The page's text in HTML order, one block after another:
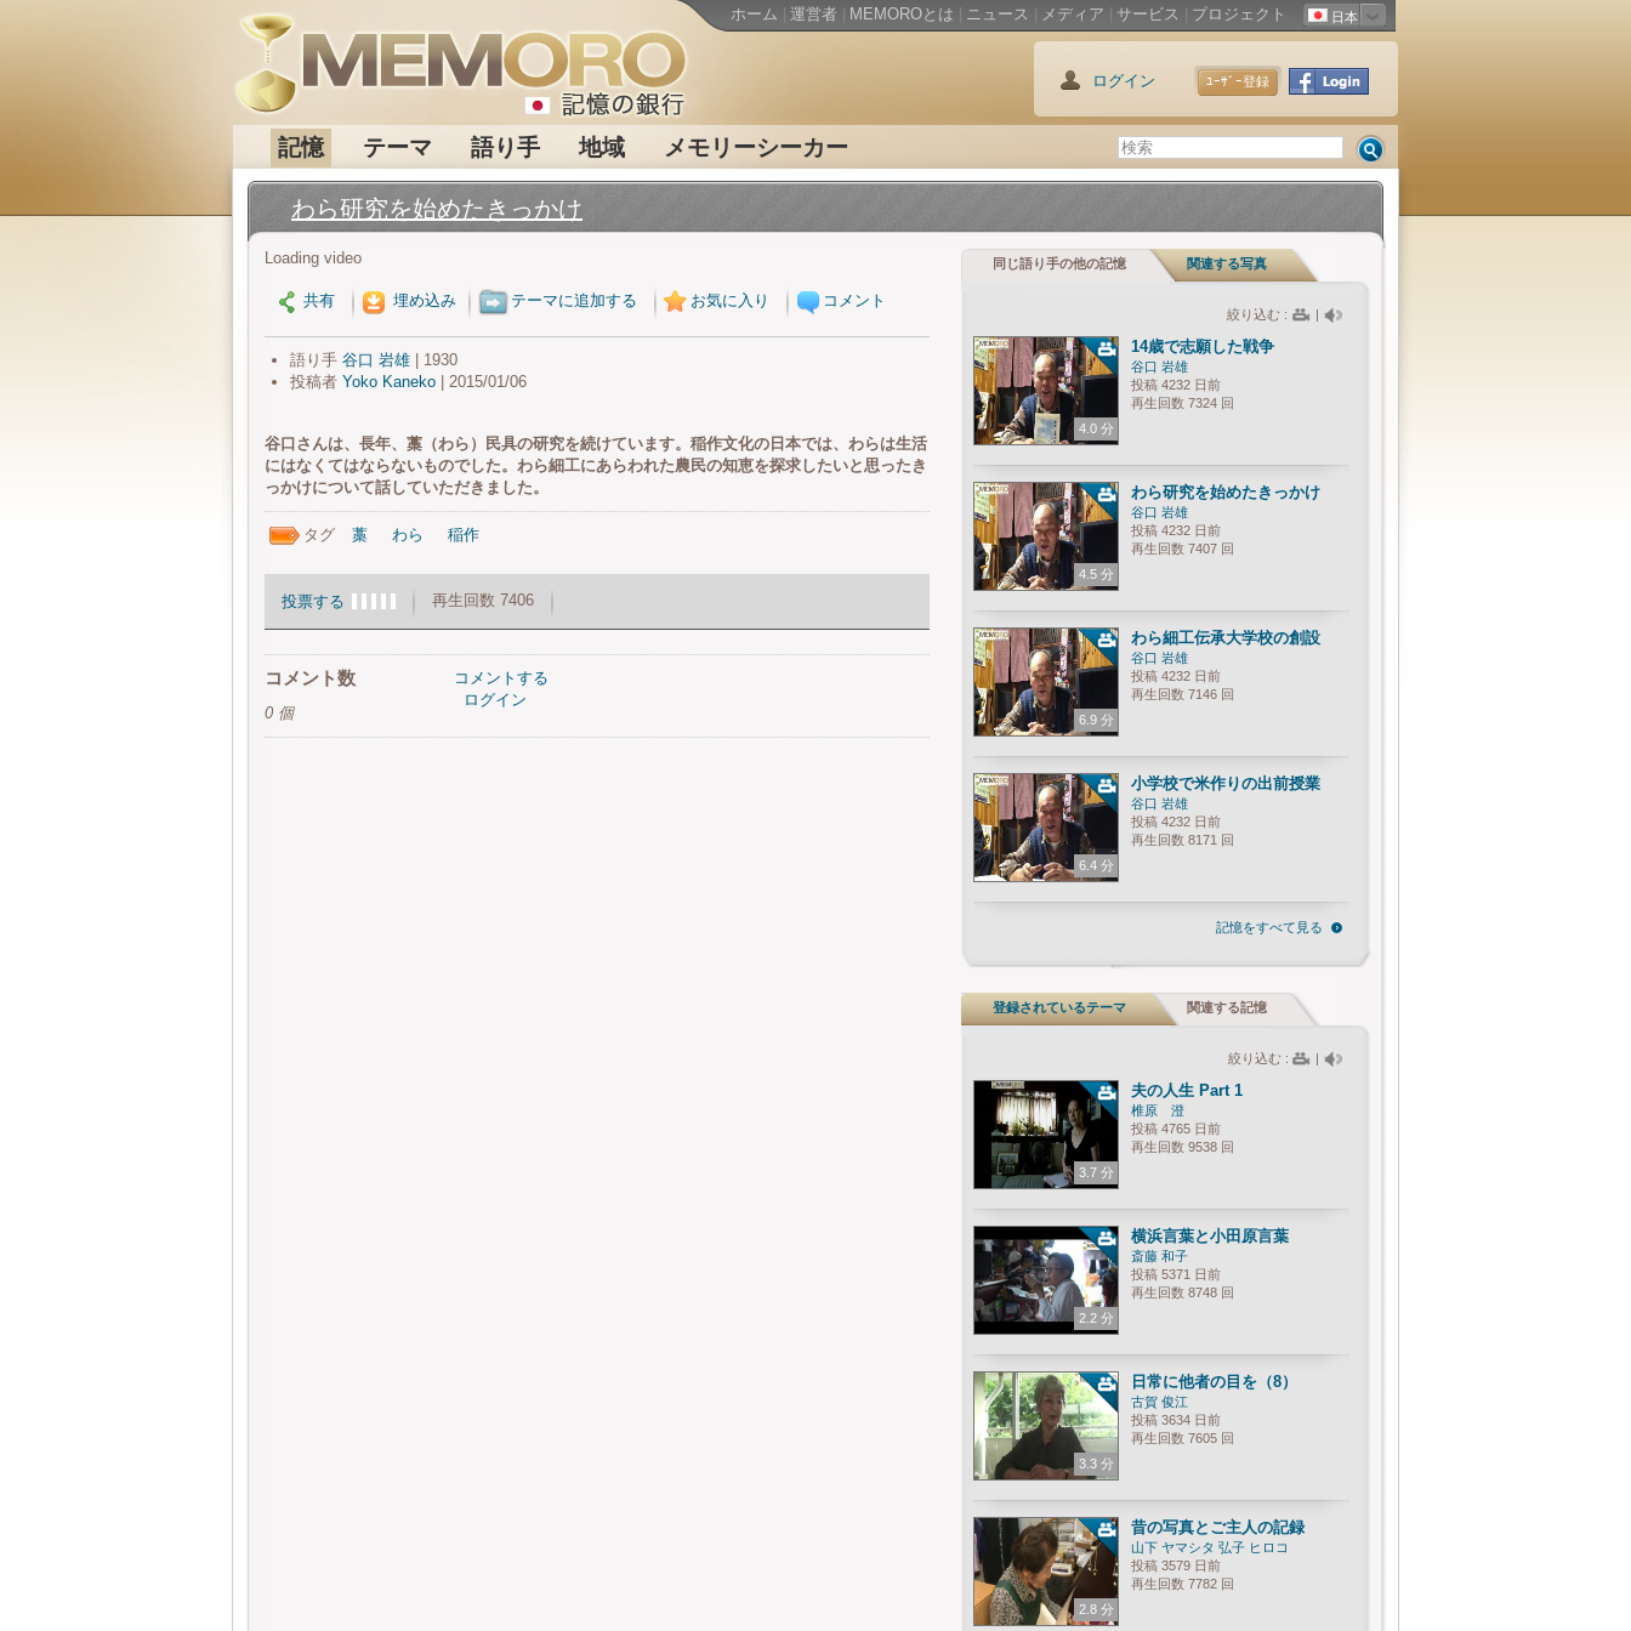
記憶 テーマ 語り手 地域 メモリーシーカー
ホーム 運営者 MEMOROとは ニュース メディア サービス プロジェクト 日本
ログイン ﾕｰｻﾞｰ登録
わら研究を始めたきっかけ
Loading video
共有 埋め込み テーマに追加する お気に入り コメント
語り手 谷口 岩雄| 1930
投稿者 Yoko Kaneko| 2015/01/06
谷口さんは、長年、藁（わら）民具の研究を続けています。稲作文化の日本では、わらは生活
にはなくてはならないものでした。わら細工にあらわれた農民の知恵を探求したいと思ったき
っかけについて話していただきました。
タグ 藁 わら 稲作
投票する 再生回数 7406
コメント数
0 個
コメントする
ログイン
同じ語り手の他の記憶 関連する写真
絞り込む : |
4.0 分
14歳で志願した戦争
谷口 岩雄
投稿 4232 日前
再生回数 7324 回
4.5 分
わら研究を始めたきっかけ
谷口 岩雄
投稿 4232 日前
再生回数 7407 回
6.9 分
わら細工伝承大学校の創設
谷口 岩雄
投稿 4232 日前
再生回数 7146 回
6.4 分
小学校で米作りの出前授業
谷口 岩雄
投稿 4232 日前
再生回数 8171 回
記憶をすべて見る
登録されているテーマ 関連する記憶
絞り込む : |
3.7 分
夫の人生 Part 1
椎原 澄
投稿 4765 日前
再生回数 9538 回
2.2 分
横浜言葉と小田原言葉
斎藤 和子
投稿 5371 日前
再生回数 8748 回
3.3 分
日常に他者の目を（8）
古賀 俊江
投稿 3634 日前
再生回数 7605 回
2.8 分
昔の写真とご主人の記録
山下 ヤマシタ 弘子 ヒロコ
投稿 3579 日前
再生回数 7782 回